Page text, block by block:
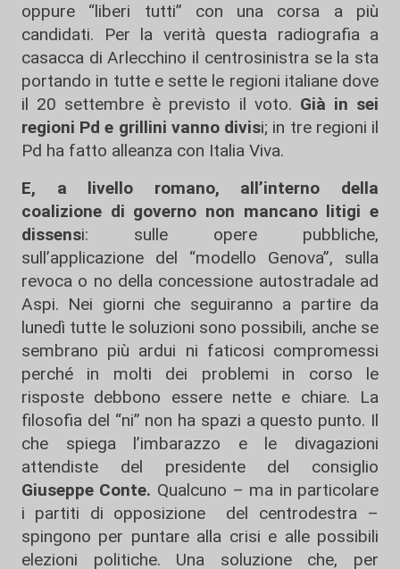
oppure “liberi tutti” con una corsa a più
candidati. Per la verità questa radiografia a
casacca di Arlecchino il centrosinistra se la sta
portando in tutte e sette le regioni italiane dove
il 20 settembre è previsto il voto. Già in sei
regioni Pd e grillini vanno divisi; in tre regioni il
Pd ha fatto alleanza con Italia Viva.
E, a livello romano, all’interno della
coalizione di governo non mancano litigi e
dissensi: sulle opere pubbliche,
sull’applicazione del “modello Genova”, sulla
revoca o no della concessione autostradale ad
Aspi. Nei giorni che seguiranno a partire da
lunedì tutte le soluzioni sono possibili, anche se
sembrano più ardui ni faticosi compromessi
perché in molti dei problemi in corso le
risposte debbono essere nette e chiare. La
filosofia del “ni” non ha spazi a questo punto. Il
che spiega l’imbarazzo e le divagazioni
attendiste del presidente del consiglio
Giuseppe Conte. Qualcuno – ma in particolare
i partiti di opposizione del centrodestra –
spingono per puntare alla crisi e alle possibili
elezioni politiche. Una soluzione che, per